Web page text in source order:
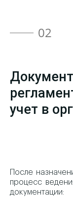
02
учет в
После
процесс
документации: